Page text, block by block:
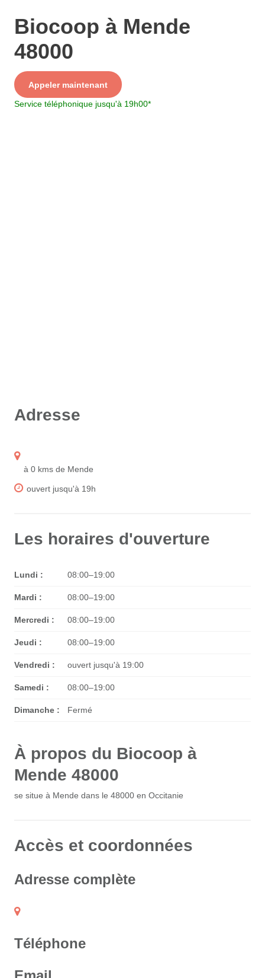
Biocoop à Mende
48000
Appeler maintenant
Service
+ prix appel
Service téléphonique jusqu'à 19h00*
Adresse
à 0 kms de Mende
ouvert jusqu'à 19h
Les horaires d'ouverture
Lundi : 08:00–19:00
Mardi : 08:00–19:00
Mercredi : 08:00–19:00
Jeudi : 08:00–19:00
Vendredi : ouvert jusqu'à 19:00
Samedi : 08:00–19:00
Dimanche : Fermé
À propos du Biocoop à
Mende 48000
se situe à Mende dans le 48000 en Occitanie
Accès et coordonnées
Adresse complète
Téléphone